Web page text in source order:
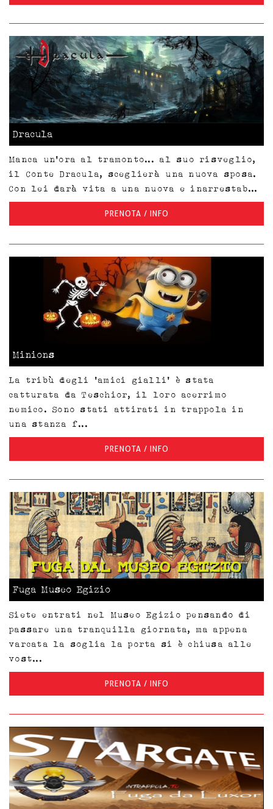
Dracula
Manca un'ora al tramonto... al suo risveglio,
il Conte Dracula, sceglierà una nuova sposa.
Con lei darà vita a una nuova e inarrestab...
PRENOTA / INFO
Minions
La tribù degli 'amici gialli' è stata
catturata da Teschior, il loro acerrimo
nemico. Sono stati attirati in trappola in
una stanza f...
PRENOTA / INFO
Fuga Museo Egizio
Siete entrati nel Museo Egizio pensando di
passare una tranquilla giornata, ma appena
varcata la soglia la porta si è chiusa alle
vost...
PRENOTA / INFO